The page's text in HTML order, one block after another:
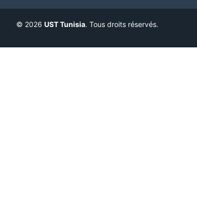
© 2026 UST Tunisia. Tous droits réservés.